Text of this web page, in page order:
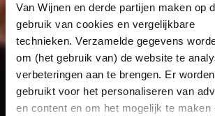
Van Wijnen en derde partijen maken op
gebruik van cookies en vergelijkbare
technieken. Verzamelde gegevens
om (het gebruik van) de website te
verbeteringen aan te brengen. Er
gebruikt voor het personaliseren van
en content en om het mogelijk te maken